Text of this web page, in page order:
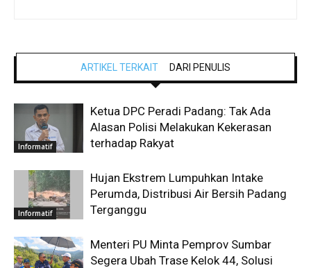
ARTIKEL TERKAIT DARI PENULIS
Informatif
Ketua DPC Peradi Padang: Tak Ada
Alasan Polisi Melakukan Kekerasan
terhadap Rakyat
Informatif
Hujan Ekstrem Lumpuhkan Intake
Perumda, Distribusi Air Bersih Padang
Terganggu
Menteri PU Minta Pemprov Sumbar
Segera Ubah Trase Kelok 44, Solusi